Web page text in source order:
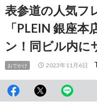
移
動表参道の人気フ
「PLEIN 銀座
ン！同ビル内に
おでかけ 2023年11月6日